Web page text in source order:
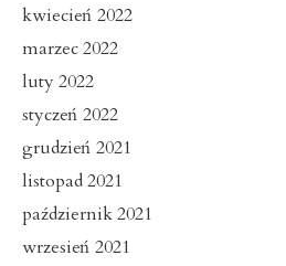
kwiecień 2022
marzec 2022
luty 2022
styczeń 2022
grudzień 2021
listopad 2021
październik 2021
wrzesień 2021